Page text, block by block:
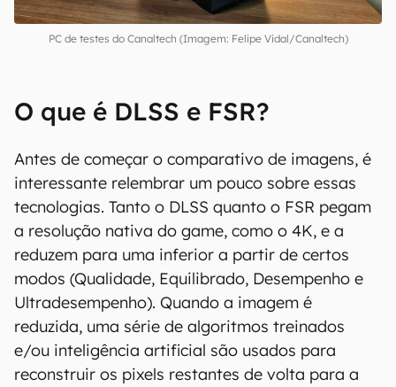
PC de testes do Canaltech (Imagem: Felipe Vidal/Canaltech)
O que é DLSS e FSR?
Antes de começar o comparativo de imagens, é
interessante relembrar um pouco sobre essas
tecnologias. Tanto o DLSS quanto o FSR pegam
a resolução nativa do game, como o 4K, e a
reduzem para uma inferior a partir de certos
modos (Qualidade, Equilibrado, Desempenho e
Ultradesempenho). Quando a imagem é
reduzida, uma série de algoritmos treinados
e/ou inteligência artificial são usados para
reconstruir os pixels restantes de volta para a